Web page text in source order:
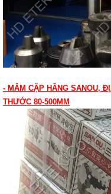
- MÂM CẶP HÃNG SANOU,
THƯỚC 80-500MM